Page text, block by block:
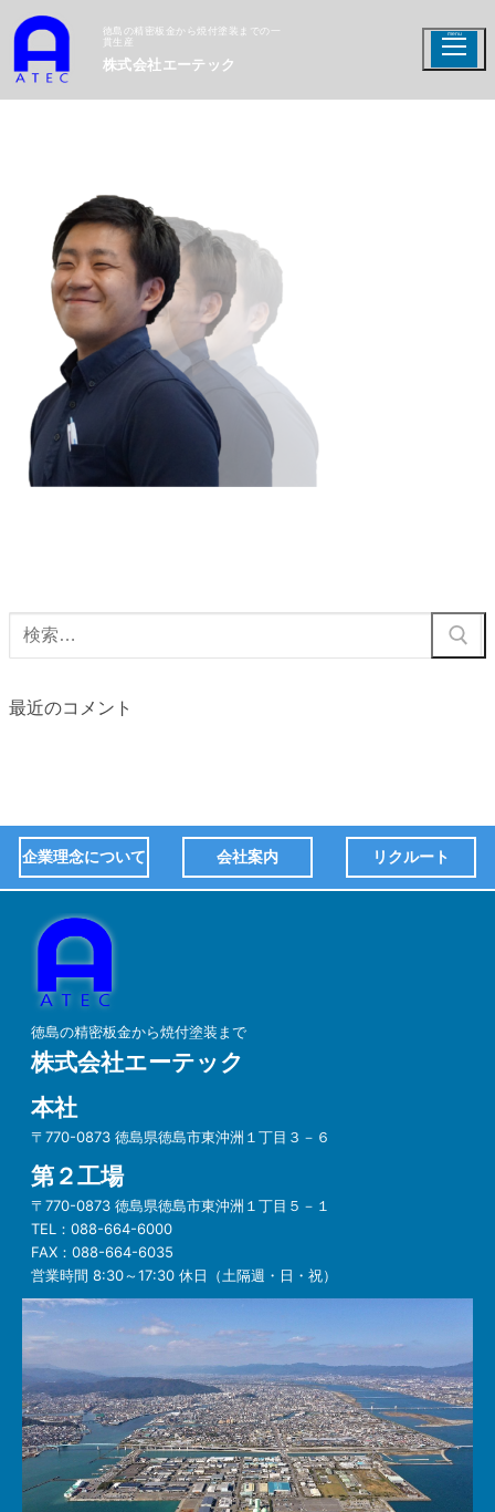
株式会社エーテック
徳島の精密板金から焼付塗装までの一
貫生産
最近のコメント
企業理念について 会社案内 リクルート
徳島の精密板金から焼付塗装まで
株式会社エーテック
本社
〒770-0873 徳島県徳島市東沖洲１丁目３－６
第２工場
〒770-0873 徳島県徳島市東沖洲１丁目５－１
TEL： 088-664-6000
FAX： 088-664-6035
営業時間 8:30～17:30 休日（土隔週・日・祝）